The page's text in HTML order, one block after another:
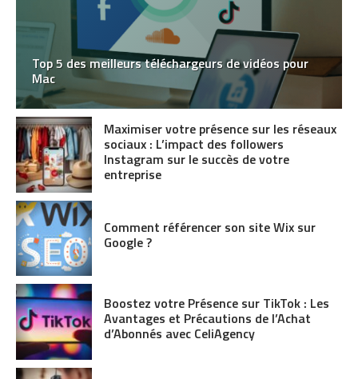
Top 5 des meilleurs téléchargeurs de vidéos pour
Mac
Maximiser votre présence sur les réseaux
sociaux : L’impact des followers
Instagram sur le succès de votre
entreprise
Comment référencer son site Wix sur
Google ?
Boostez votre Présence sur TikTok : Les
Avantages et Précautions de l’Achat
d’Abonnés avec CeliAgency